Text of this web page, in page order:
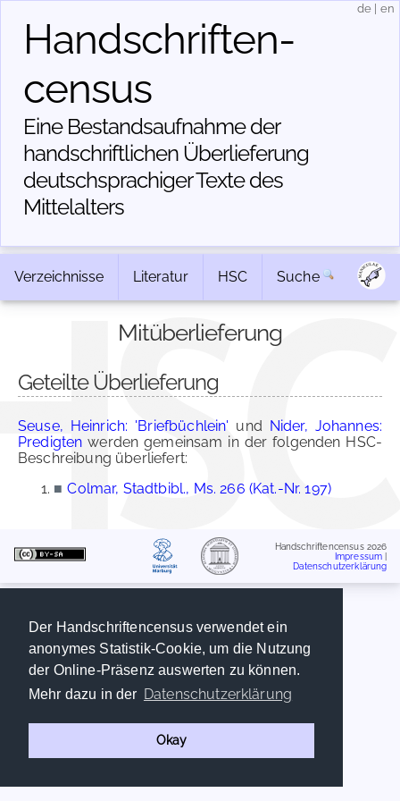
Der Handschriftencensus verwendet ein
anonymes Statistik-Cookie, um die Nutzung
der Online-Präsenz auswerten zu können.
Mehr dazu in der Datenschutzerklärung
Okay
Handschriften­
census
Eine Bestandsaufnahme der
handschriftlichen Über­lieferung
deutschsprachiger Texte des
Mittelalters
de en
Verzeichnisse Literatur HSC Suche
Mitüberlieferung
Geteilte Überlieferung
Seuse, Heinrich: 'Briefbüchlein' und Nider, Johannes:
Predigten werden gemeinsam in der folgenden HSC-
Beschreibung überliefert:
■ Colmar, Stadtbibl., Ms. 266 (Kat.-Nr. 197)
Handschriftencensus 2026
Impressum
Datenschutzerklärung